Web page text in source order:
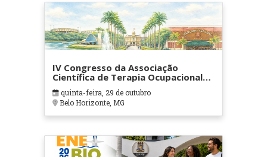
IV Congresso da Associação
Científica de Terapia Ocupacional
em Contextos Hospitalares e
Cuidados Paliativos - ATOHOSP
quinta-feira, 29 de outubro
Belo Horizonte, MG